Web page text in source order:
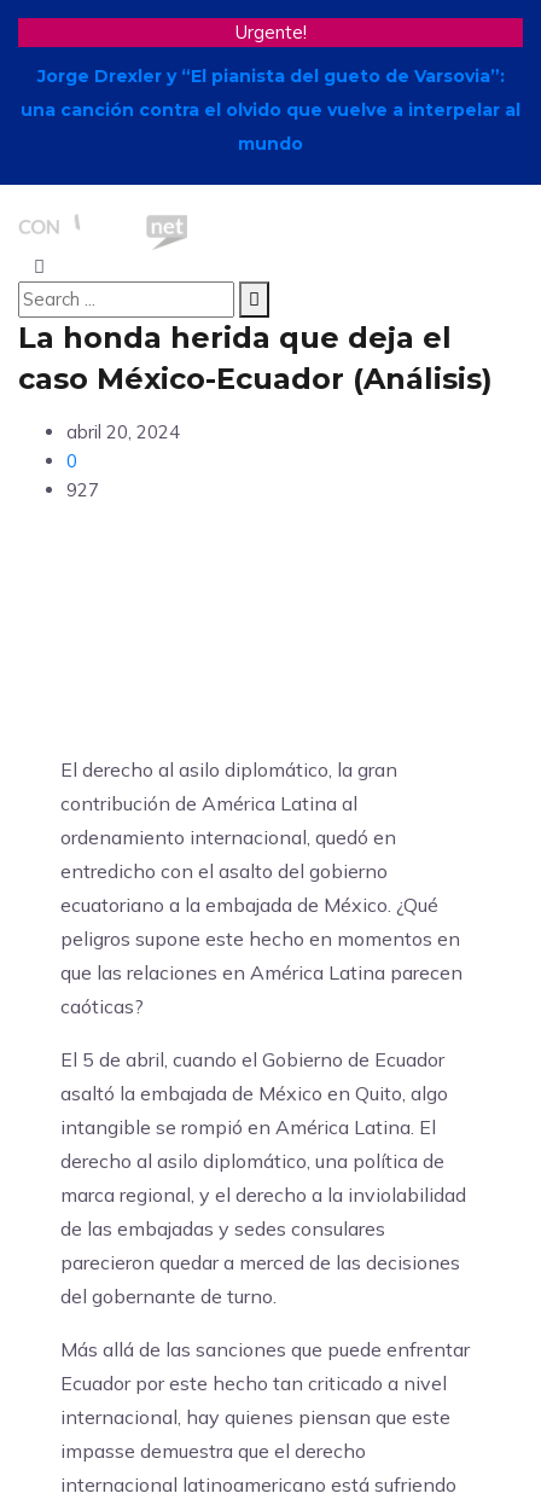
Urgente!
Jorge Drexler y “El pianista del gueto de Varsovia”:
una canción contra el olvido que vuelve a interpelar al
mundo
La honda herida que deja el
caso México-Ecuador (Análisis)
abril 20, 2024
0
927
El derecho al asilo diplomático, la gran
contribución de América Latina al
ordenamiento internacional, quedó en
entredicho con el asalto del gobierno
ecuatoriano a la embajada de México. ¿Qué
peligros supone este hecho en momentos en
que las relaciones en América Latina parecen
caóticas?
El 5 de abril, cuando el Gobierno de Ecuador
asaltó la embajada de México en Quito, algo
intangible se rompió en América Latina. El
derecho al asilo diplomático, una política de
marca regional, y el derecho a la inviolabilidad
de las embajadas y sedes consulares
parecieron quedar a merced de las decisiones
del gobernante de turno.
Más allá de las sanciones que puede enfrentar
Ecuador por este hecho tan criticado a nivel
internacional, hay quienes piensan que este
impasse demuestra que el derecho
internacional latinoamericano está sufriendo